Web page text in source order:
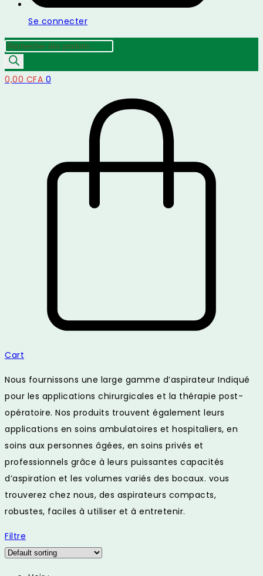
Se connecter
Recherche
de
produits
0,00 CFA 0
Cart
Nous fournissons une large gamme d’aspirateur Indiqué
pour les applications chirurgicales et la thérapie post-
opératoire. Nos produits trouvent également leurs
applications en soins ambulatoires et hospitaliers, en
soins aux personnes âgées, en soins privés et
professionnels grâce à leurs puissantes capacités
d’aspiration et les volumes variés des bocaux. vous
trouverez chez nous, des aspirateurs compacts,
robustes, faciles à utiliser et à entretenir.
Filtre